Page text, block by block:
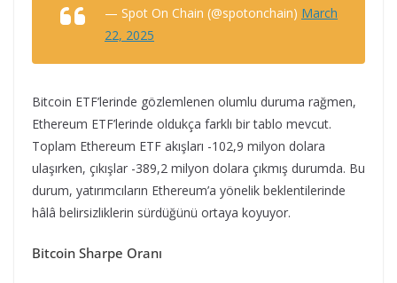
— Spot On Chain (@spotonchain) March
22, 2025
Bitcoin ETF’lerinde gözlemlenen olumlu duruma rağmen,
Ethereum ETF’lerinde oldukça farklı bir tablo mevcut.
Toplam Ethereum ETF akışları -102,9 milyon dolara
ulaşırken, çıkışlar -389,2 milyon dolara çıkmış durumda. Bu
durum, yatırımcıların Ethereum’a yönelik beklentilerinde
hâlâ belirsizliklerin sürdüğünü ortaya koyuyor.
Bitcoin Sharpe Oranı